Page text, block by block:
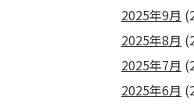
2025年9月
2025年8月
2025年7月
2025年6月